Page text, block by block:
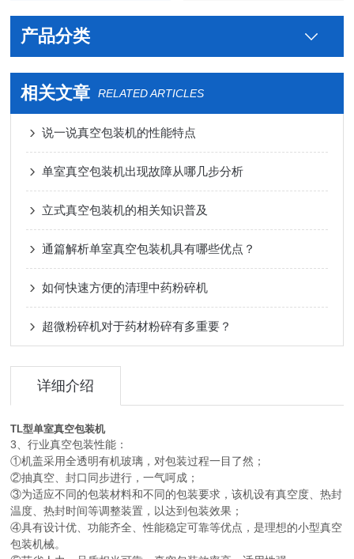
产品分类
相关文章 RELATED ARTICLES
说一说真空包装机的性能特点
单室真空包装机出现故障从哪几步分析
立式真空包装机的相关知识普及
通篇解析单室真空包装机具有哪些优点？
如何快速方便的清理中药粉碎机
超微粉碎机对于药材粉碎有多重要？
详细介绍
TL型单室真空包装机
3、行业真空包装性能：
①机盖采用全透明有机玻璃，对包装过程一目了然；
②抽真空、封口同步进行，一气呵成；
③为适应不同的包装材料和不同的包装要求，该机设有真空度、热封
温度、热封时间等调整装置，以达到包装效果；
④具有设计优、功能齐全、性能稳定可靠等优点，是理想的小型真空
包装机械。